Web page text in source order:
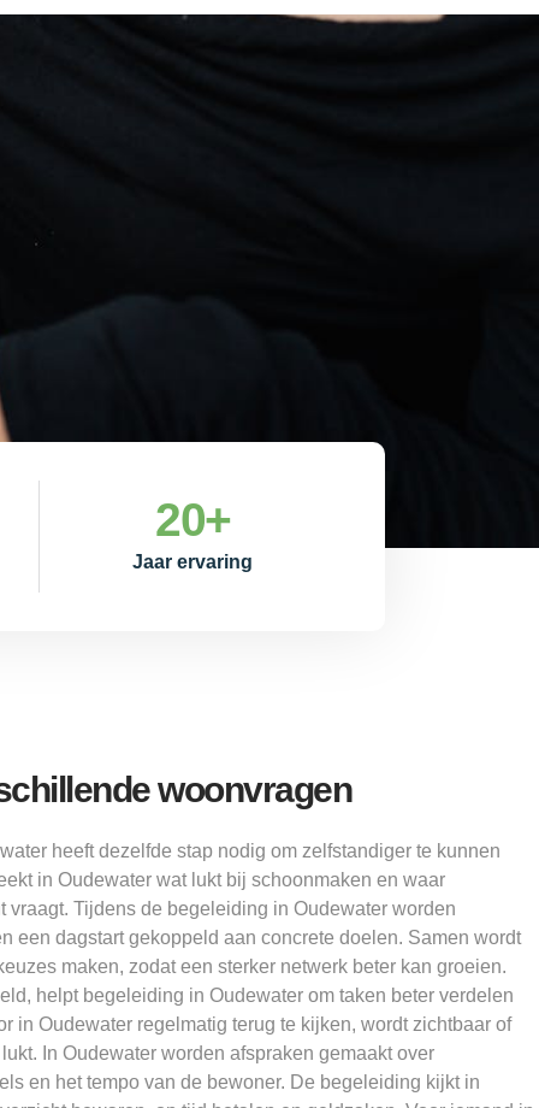
Jaar ervaring
20+
woonvragen
heeft dezelfde stap nodig om zelfstandiger te kunnen
in Oudewater wat lukt bij schoonmaken en waar
vraagt. Tijdens de begeleiding in Oudewater worden
een dagstart gekoppeld aan concrete doelen. Samen wordt
maken, zodat een sterker netwerk beter kan groeien.
helpt begeleiding in Oudewater om taken beter verdelen
in Oudewater regelmatig terug te kijken, wordt zichtbaar of
In Oudewater worden afspraken gemaakt over
en het tempo van de bewoner. De begeleiding kijkt in